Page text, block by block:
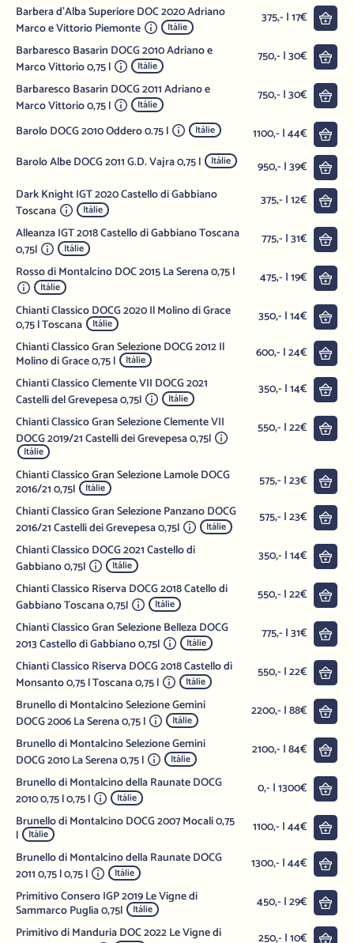
Barbera d'Alba Superiore DOC 2020 Adriano
Marco e Vittorio Piemonte
Itálie
375,- | 17€
Barbaresco Basarin DOCG 2010 Adriano e
Marco Vittorio 0,75 l
Itálie
750,- | 30€
Barbaresco Basarin DOCG 2011 Adriano e
Marco Vittorio 0,75 l
Itálie
750,- | 30€
Barolo DOCG 2010 Oddero 0.75 l Itálie 1100,- | 44€
Barolo Albe DOCG 2011 G.D. Vajra 0,75 l Itálie 950,- | 39€
Dark Knight IGT 2020 Castello di Gabbiano
Toscana
Itálie
375,- | 12€
Alleanza IGT 2018 Castello di Gabbiano Toscana
0,75l
Itálie
775,- | 31€
Rosso di Montalcino DOC 2015 La Serena 0,75 l
Itálie
475,- | 19€
Chianti Classico DOCG 2020 Il Molino di Grace
0,75 l Toscana Itálie 350,- | 14€
Chianti Classico Gran Selezione DOCG 2012 Il
Molino di Grace 0,75 l Itálie 600,- | 24€
Chianti Classico Clemente VII DOCG 2021
Castelli del Grevepesa 0,75l
Itálie
350,- | 14€
Chianti Classico Gran Selezione Clemente VII
DOCG 2019/21 Castelli dei Grevepesa 0,75l
Itálie
550,- | 22€
Chianti Classico Gran Selezione Lamole DOCG
2016/21 0,75l Itálie 575,- | 23€
Chianti Classico Gran Selezione Panzano DOCG
2016/21 Castelli dei Grevepesa 0,75l
Itálie
575,- | 23€
Chianti Classico DOCG 2021 Castello di
Gabbiano 0,75l
Itálie
350,- | 14€
Chianti Classico Riserva DOCG 2018 Catello di
Gabbiano Toscana 0,75l
Itálie
550,- | 22€
Chianti Classico Gran Selezione Belleza DOCG
2013 Castello di Gabbiano 0,75l
Itálie
775,- | 31€
Chianti Classico Riserva DOCG 2018 Castello di
Monsanto 0,75 l Toscana 0,75 l
Itálie
550,- | 22€
Brunello di Montalcino Selezione Gemini
DOCG 2006 La Serena 0,75 l
Itálie
2200,- | 88€
Brunello di Montalcino Selezione Gemini
DOCG 2010 La Serena 0,75 l
Itálie
2100,- | 84€
Brunello di Montalcino della Raunate DOCG
2010 0,75 l 0,75 l
Itálie
0,- | 1300€
Brunello di Montalcino DOCG 2007 Mocali 0,75
l Itálie 1100,- | 44€
Brunello di Montalcino della Raunate DOCG
2011 0,75 l 0,75 l
Itálie
1300,- | 44€
Primitivo Consero IGP 2019 Le Vigne di
Sammarco Puglia 0,75l Itálie 450,- | 29€
Primitivo di Manduria DOC 2022 Le Vigne di
250,- | 10€